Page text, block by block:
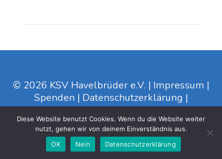
© 2026 KSV Havelbrüder e.V. | Impressum |
Spenden | Datenschutzerklärung |
CookieseinstellungZustimmung
wiederrufen
Diese Website benutzt Cookies. Wenn du die Website weiter
nutzt, gehen wir von deinem Einverständnis aus.
OK
Nein Datenschutzerklärung